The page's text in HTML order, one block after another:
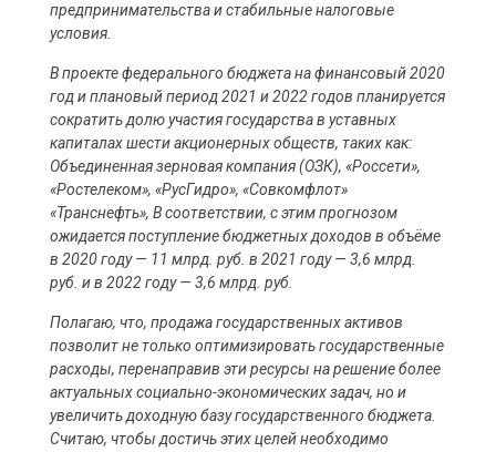
предпринимательства и стабильные налоговые
условия.
В проекте федерального бюджета на финансовый 2020
год и плановый период 2021 и 2022 годов планируется
сократить долю участия государства в уставных
капиталах шести акционерных обществ, таких как:
Объединенная зерновая компания (ОЗК), «Россети»,
«Ростелеком», «РусГидро», «Совкомфлот»
«Транснефть», В соответствии, с этим прогнозом
ожидается поступление бюджетных доходов в объёме
в 2020 году — 11 млрд. руб. в 2021 году — 3,6 млрд.
руб. и в 2022 году — 3,6 млрд. руб.
Полагаю, что, продажа государственных активов
позволит не только оптимизировать государственные
расходы, перенаправив эти ресурсы на решение более
актуальных социально-экономических задач, но и
увеличить доходную базу государственного бюджета.
Считаю, чтобы достичь этих целей необходимо